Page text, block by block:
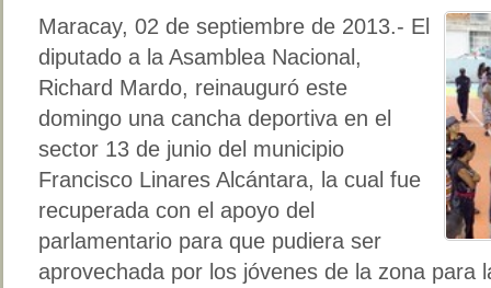
Maracay, 02 de septiembre de 2013.- El
diputado a la Asamblea Nacional,
Richard Mardo, reinauguró este
domingo una cancha deportiva en el
sector 13 de junio del municipio
Francisco Linares Alcántara, la cual fue
recuperada con el apoyo del
parlamentario para que pudiera ser
aprovechada por los jóvenes de la zona para